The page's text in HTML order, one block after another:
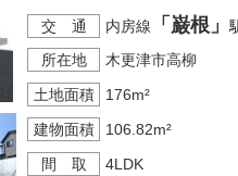
交 通 内房線 「巌根」
所在地
木更津市高柳
土地面積
176m²
建物面積
106.82m²
間 取
4LDK